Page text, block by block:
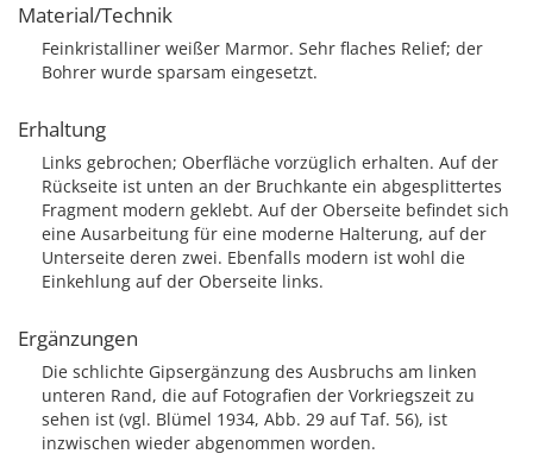
Material/Technik
Feinkristalliner weißer Marmor. Sehr flaches Relief; der
Bohrer wurde sparsam eingesetzt.
Erhaltung
Links gebrochen; Oberfläche vorzüglich erhalten. Auf der
Rückseite ist unten an der Bruchkante ein abgesplittertes
Fragment modern geklebt. Auf der Oberseite befindet sich
eine Ausarbeitung für eine moderne Halterung, auf der
Unterseite deren zwei. Ebenfalls modern ist wohl die
Einkehlung auf der Oberseite links.
Ergänzungen
Die schlichte Gipsergänzung des Ausbruchs am linken
unteren Rand, die auf Fotografien der Vorkriegszeit zu
sehen ist (vgl. Blümel 1934, Abb. 29 auf Taf. 56), ist
inzwischen wieder abgenommen worden.